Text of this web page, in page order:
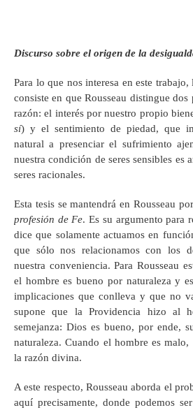
Discurso sobre el origen de la
Para lo que nos interesa en este
consiste en que Rousseau distingue
razón: el interés por nuestro propio
sí) y el sentimiento de piedad, que
natural a presenciar el sufrimiento
nuestra condición de seres sensibles es
seres racionales.
Esta tesis se mantendrá en Rousseau
profesión de Fe. Es su argumento para
dice que solamente actuamos en
que sólo nos relacionamos con los
nuestra conveniencia. Para Rousseau
el hombre es bueno por naturaleza y
implicaciones que conlleva y que no
supone que la Providencia hizo al
semejanza: Dios es bueno, por ende,
naturaleza. Cuando el hombre es
la razón divina.
A este respecto, Rousseau aborda el
aquí precisamente, donde podemos